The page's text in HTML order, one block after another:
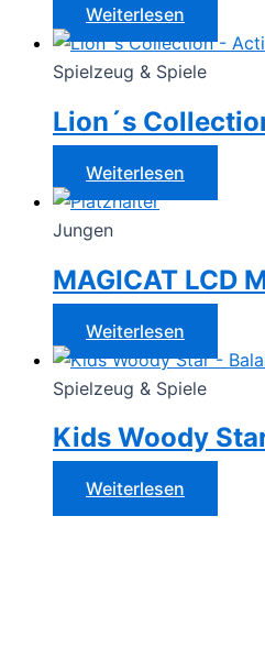
Weiterlesen
Spielzeug & Spiele
Lion´s
Weiterlesen
Jungen
MAGICAT LCD
Weiterlesen
Spielzeug & Spiele
Kids Woody
Weiterlesen